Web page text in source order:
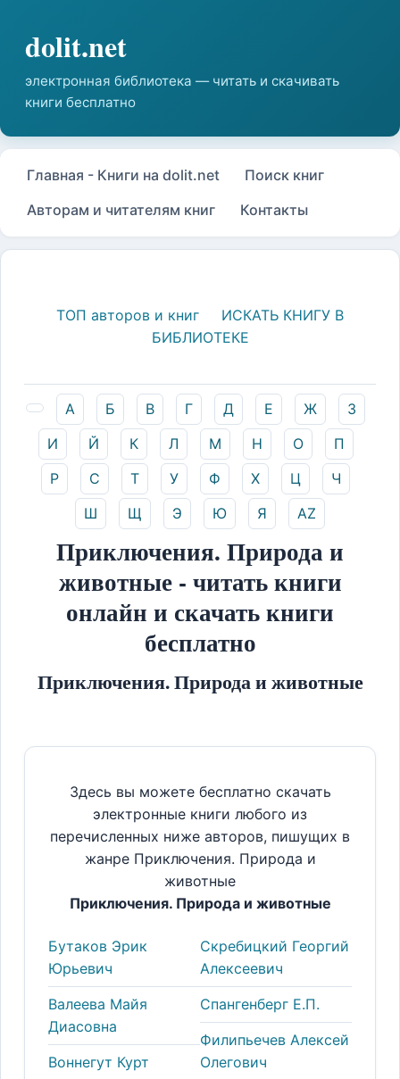
Главная - Книги на dolit.net
Поиск книг
Авторам и читателям книг
Контакты
ТОП авторов и книг
ИСКАТЬ КНИГУ В
БИБЛИОТЕКЕ
А Б В Г Д Е Ж
З
И
Й К Л М Н О
П
Р
С Т У Ф Х Ц
Ч
Ш
Щ Э Ю Я AZ
Приключения. Природа и
животные - читать книги
онлайн и скачать книги
бесплатно
Приключения. Природа и животные
Здесь вы можете бесплатно скачать
электронные книги любого из
перечисленных ниже авторов, пишущих в
жанре Приключения. Природа и
животные
Приключения. Природа и животные
Бутаков Эрик
Юрьевич
Валеева Майя
Диасовна
Воннегут Курт
Скребицкий Георгий
Алексеевич
Спангенберг Е.П.
Филипьечев Алексей
Олегович